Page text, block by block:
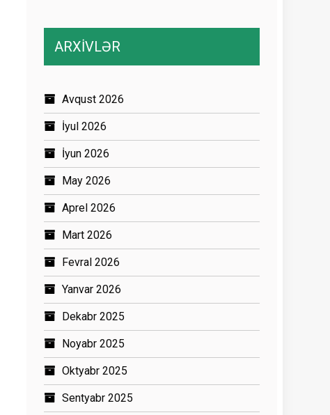
ARXİVLƏR
Avqust 2026
İyul 2026
İyun 2026
May 2026
Aprel 2026
Mart 2026
Fevral 2026
Yanvar 2026
Dekabr 2025
Noyabr 2025
Oktyabr 2025
Sentyabr 2025